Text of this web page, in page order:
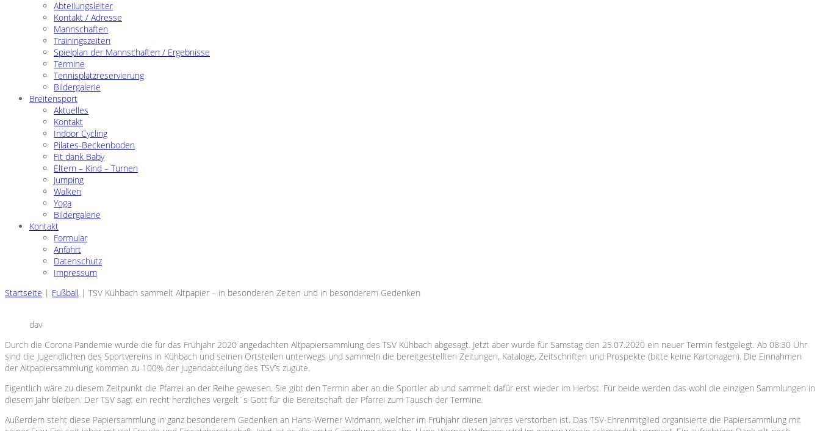
Abteilungsleiter
Kontakt / Adresse
Mannschaften
Trainingszeiten
Spielplan der Mannschaften / Ergebnisse
Termine
Tennisplatzreservierung
Bildergalerie
Breitensport
Aktuelles
Kontakt
Indoor Cycling
Pilates-Beckenboden
Fit dank Baby
Eltern – Kind – Turnen
Jumping
Walken
Yoga
Bildergalerie
Kontakt
Formular
Anfahrt
Datenschutz
Impressum
Startseite | Fußball | TSV Kühbach sammelt Altpapier – in besonderen Zeiten und in besonderem Gedenken
dav
Durch die Corona Pandemie wurde die für das Frühjahr 2020 angedachten Altpapiersammlung des TSV Kühbach abgesagt. Jetzt aber wurde für Samstag den 25.07.2020 ein neuer Termin festgelegt. Ab 08:30 Uhr
sind die Jugendlichen des Sportvereins in Kühbach und seinen Ortsteilen unterwegs und sammeln die bereitgestellten Zeitungen, Kataloge, Zeitschriften und Prospekte (bitte keine Kartonagen). Die Einnahmen
der Altpapiersammlung kommen zu 100% der Jugendabteilung des TSV’s zugute.
Eigentlich wäre zu diesem Zeitpunkt die Pfarrei an der Reihe gewesen. Sie gibt den Termin aber an die Sportler ab und sammelt dafür erst wieder im Herbst. Für beide werden das wohl die einzigen Sammlungen in
diesem Jahr bleiben. Der TSV sagt ein recht herzliches vergelt´s Gott für die Bereitschaft der Pfarrei zum Tausch der Termine.
Außerdem steht diese Papiersammlung in ganz besonderem Gedenken an Hans-Werner Widmann, welcher im Frühjahr diesen Jahres verstorben ist. Das TSV-Ehrenmitglied organisierte die Papiersammlung mit